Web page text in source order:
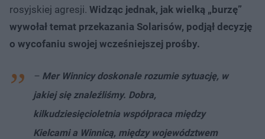
rosyjskiej agresji. Widząc jednak, jak wielką „burzę”
wywołał temat przekazania Solarisów, podjął decyzję
o wycofaniu swojej wcześniejszej prośby.
– Mer Winnicy doskonale rozumie sytuację, w
jakiej się znaleźliśmy. Dobra,
kilkudziesięcioletnia współpraca między
Kielcami a Winnicą, między województwem